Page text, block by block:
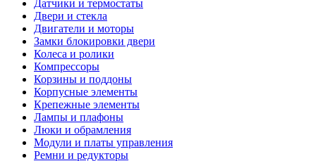
Датчики и термостаты
Двери и стекла
Двигатели и моторы
Замки блокировки двери
Колеса и ролики
Компрессоры
Корзины и поддоны
Корпусные элементы
Крепежные элементы
Лампы и плафоны
Люки и обрамления
Модули и платы управления
Ремни и редукторы